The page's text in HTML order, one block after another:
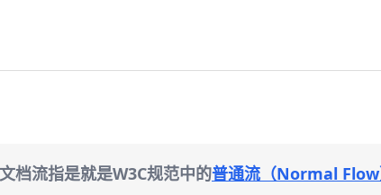
档流指是就是W3C规范中的普通流（Normal Flow